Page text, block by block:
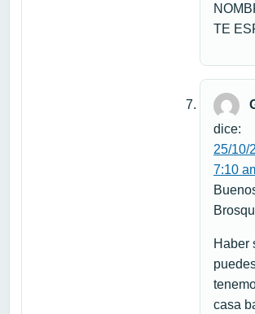
TE
dice:
25/10/
7:10
Haber
casa